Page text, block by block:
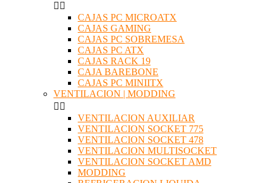
 
CAJAS PC MICROATX
CAJAS GAMING
CAJAS PC SOBREMESA
CAJAS PC ATX
CAJAS RACK 19
CAJA BAREBONE
CAJAS PC MINIITX
VENTILACION | MODDING
 
VENTILACION AUXILIAR
VENTILACION SOCKET 775
VENTILACION SOCKET 478
VENTILACION MULTISOCKET
VENTILACION SOCKET AMD
MODDING